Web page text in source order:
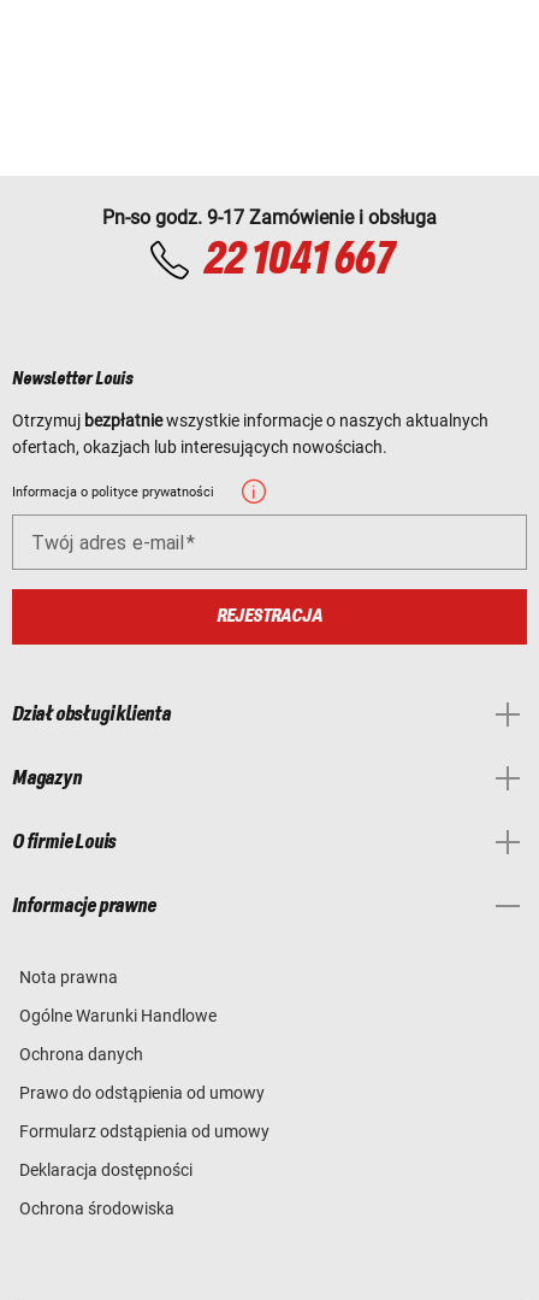
Pn-so godz. 9-17 Zamówienie i obsługa
22 1041 667
Newsletter Louis
Otrzymuj bezpłatniewszystkie informacje o naszych aktualnych
ofertach, okazjach lub interesujących nowościach.
Informacja o polityce prywatności
Twój adres e-mail
REJESTRACJA
Dział obsługi klienta
Magazyn
O firmie Louis
Informacje prawne
Nota prawna
Ogólne Warunki Handlowe
Ochrona danych
Prawo do odstąpienia od umowy
Formularz odstąpienia od umowy
Deklaracja dostępności
Ochrona środowiska